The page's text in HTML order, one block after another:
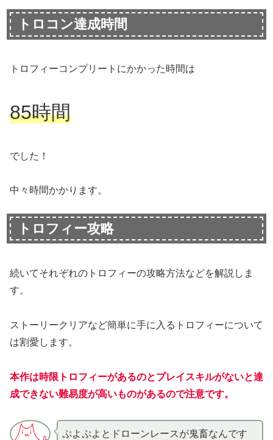
トロコン達成時間
トロフィーコンプリートにかかった時間は
85時間
でした！
中々時間かかります。
トロフィー攻略
続いてそれぞれのトロフィーの攻略方法などを解説しま
す。
ストーリークリアなど簡単に手に入るトロフィーについて
は割愛します。
本作は時限トロフィーがあるのとプレイスキルがないと達
成できない難易度が高いものがあるので注意です。
ぷよぷよとドローンレースが鬼畜なんです